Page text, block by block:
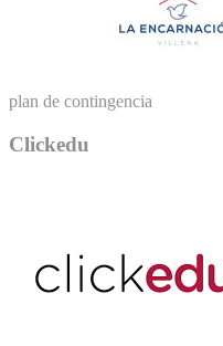
plan de contingencia
Clickedu